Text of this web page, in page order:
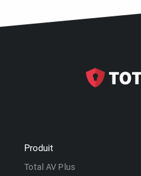
Produit
Total AV Plus